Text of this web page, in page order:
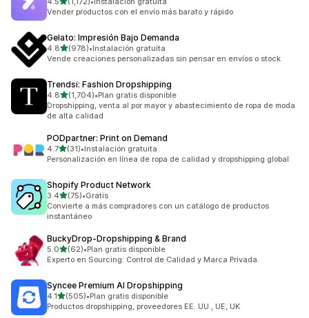
1172 reseñas en total
Vender productos con el envío más barato y rápido
Gelato: Impresión Bajo Demanda
4.8de 5 estrellas
(978)
978 reseñas en total
•Instalación gratuita
Vende creaciones personalizadas sin pensar en envíos o stock
Trendsi: Fashion Dropshipping
4.8de 5 estrellas
(1,704)
1704 reseñas en total
•Plan gratis disponible
Dropshipping, venta al por mayor y abastecimiento de ropa de moda
de alta calidad
PODpartner: Print on Demand
4.7de 5 estrellas
(31)
31 reseñas en total
•Instalación gratuita
Personalización en línea de ropa de calidad y dropshipping global
Shopify Product Network
3.4de 5 estrellas
(75)
75 reseñas en total
•Gratis
Convierte a más compradores con un catálogo de productos
instantáneo
BuckyDrop‑Dropshipping & Brand
5.0de 5 estrellas
(62)
62 reseñas en total
•Plan gratis disponible
Experto en Sourcing: Control de Calidad y Marca Privada.
Syncee Premium AI Dropshipping
4.1de 5 estrellas
(505)
505 reseñas en total
•Plan gratis disponible
Productos dropshipping, proveedores EE. UU., UE, UK